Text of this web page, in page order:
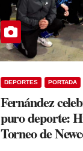
DEPORTES PORTADA
Fernández
puro deporte:
Torneo de